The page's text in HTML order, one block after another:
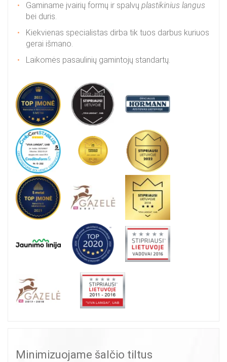
Gaminame įvairių formų ir spalvų plastikinius langus
bei duris.
Kiekvienas specialistas dirba tik tuos darbus kuriuos
gerai išmano.
Laikomės pasaulinių gamintojų standartų.
Minimizuojame šalčio tiltus